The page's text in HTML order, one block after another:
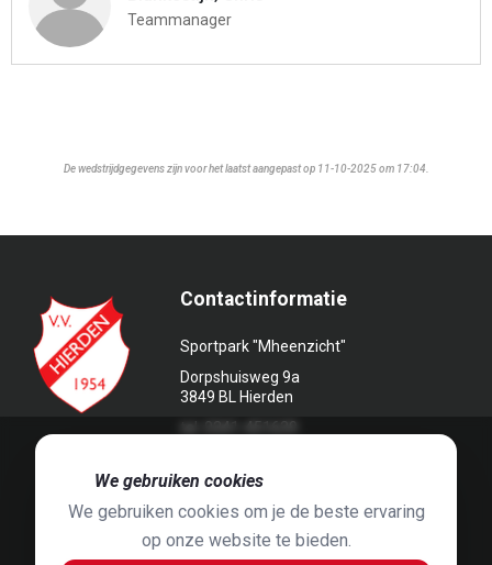
Teammanager
De wedstrijdgegevens zijn voor het laatst aangepast op 11-10-2025 om 17:04.
Contactinformatie
Sportpark "Mheenzicht"
Dorpshuisweg 9a
3849 BL Hierden
We gebruiken cookies
We gebruiken cookies om je de beste ervaring
op onze website te bieden.